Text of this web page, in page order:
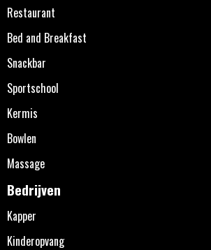
Restaurant
Bed and Breakfast
Snackbar
Sportschool
Kermis
Bowlen
Massage
Bedrijven
Kapper
Kinderopvang